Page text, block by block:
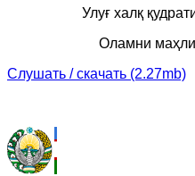
Улуғ халқ
Оламни
Слушать / скачать (2.27mb)